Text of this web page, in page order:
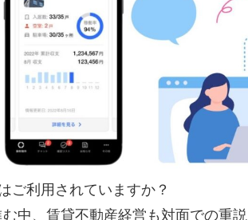
ご利用されていますか？
中、賃貸不動産経営も対面での重